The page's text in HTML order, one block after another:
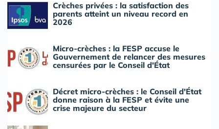
Crèches privées : la satisfaction des
parents atteint un niveau record en
2026
Micro-crèches : la FESP accuse le
Gouvernement de relancer des mesures
censurées par le Conseil d'État
Décret micro-crèches : le Conseil d'État
donne raison à la FESP et évite une
crise majeure du secteur